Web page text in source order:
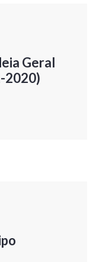
Geral
2020)